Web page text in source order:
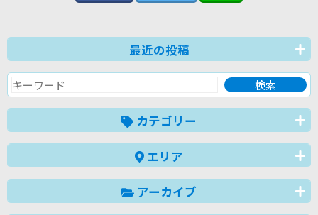
最近の投稿
カテゴリー
エリア
アーカイブ